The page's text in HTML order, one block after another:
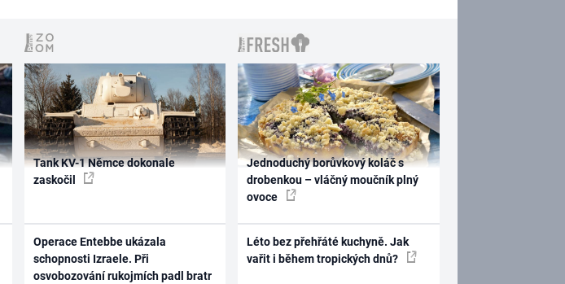
Tank KV-1 Němce dokonale
zaskočil
Operace Entebbe ukázala
schopnosti Izraele. Při
osvobozování rukojmích padl bratr
Jednoduchý borůvkový koláč s
drobenkou – vláčný moučník plný
ovoce
Léto bez přehřáté kuchyně. Jak
vařit i během tropických dnů?